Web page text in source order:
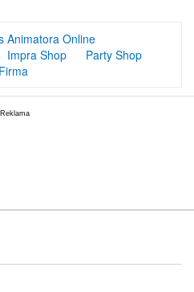
Animatora Online
Impra Shop
Party Shop